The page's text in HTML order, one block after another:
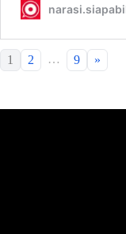
1 2 … 9 »